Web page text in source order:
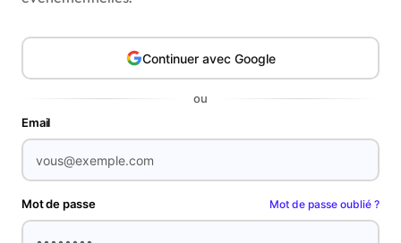
Continuer avec Google
ou
Email
Mot de passe Mot de passe oublié ?